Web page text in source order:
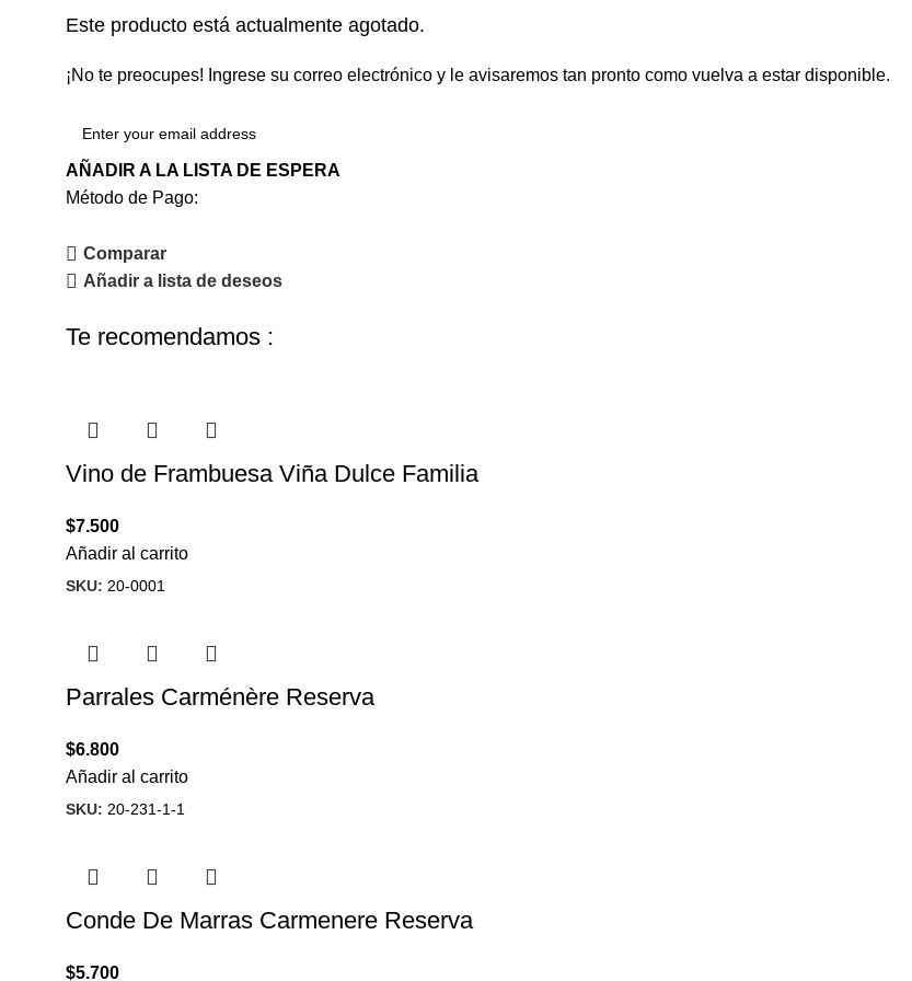
Este producto está actualmente agotado.
¡No te preocupes! Ingrese su correo electrónico y le avisaremos tan pronto como vuelva a estar disponible.
AÑADIR A LA LISTA DE ESPERA
Método de Pago:
Comparar
Añadir a lista de deseos
Te recomendamos :
Vino de Frambuesa Viña Dulce Familia
$7.500
Añadir al carrito
SKU: 20-0001
Parrales Carménère Reserva
$6.800
Añadir al carrito
SKU: 20-231-1-1
Conde De Marras Carmenere Reserva
$5.700